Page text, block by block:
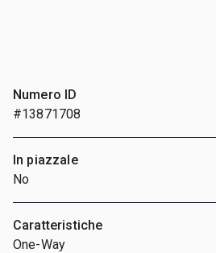
Numero ID
#13871708
In piazzale
No
Caratteristiche
One-Way